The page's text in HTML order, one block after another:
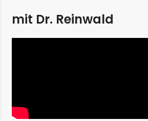
mit Dr. Reinwald